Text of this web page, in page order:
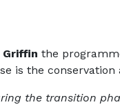
Griffin the
is the
the transition